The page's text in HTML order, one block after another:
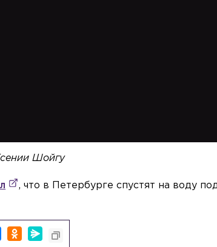
Шойгу
, что в Петербурге спустят на воду